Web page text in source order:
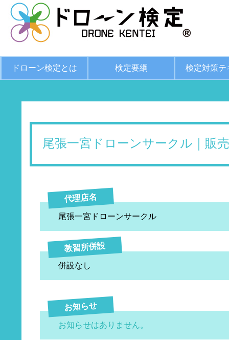
ドローン検定とは 検定要綱 検定対策テ
尾張一宮ドローンサークル｜販
代理店名
尾張一宮ドローンサークル
教習所併設
併設なし
お知らせ
お知らせはありません。